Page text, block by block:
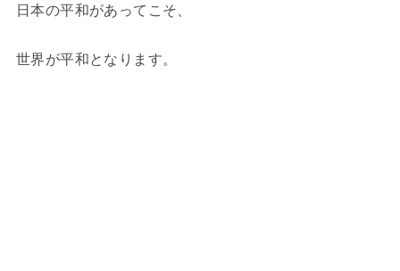
日本の平和があってこそ、
世界が平和となります。